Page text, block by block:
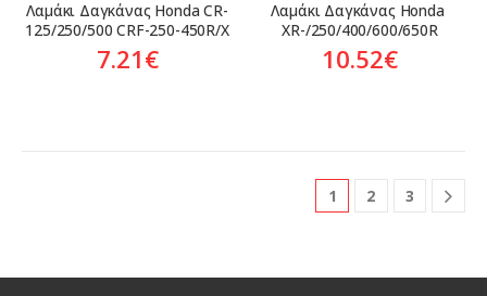
Λαμάκι Δαγκάνας Honda CR-
125/250/500 CRF-250-450R/X
7.21€
Λαμάκι Δαγκάνας Honda
XR-/250/400/600/650R
10.52€
1 2 3